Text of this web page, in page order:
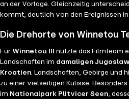
an der Vorlage. Gleichzeitig
kommt, deutlich von den Ereignissen
Die Drehorte von Winnetou
Für Winnetou III
nutzte das Filmteam
Landschaften im damaligen
Kroatien. Landschaften, Gebirge und
zu einer vielseitigen Kulisse.
im Nationalpark Plitvicer Seen,